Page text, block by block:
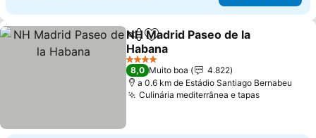
PartilharAdicionar aos favoritos
NH Madrid Paseo de la
Habana
4 Estrelas
8,0 Muito boa
4.822
a 0.6 km de Estádio Santiago Bernabeu
Culinária mediterrânea e tapas